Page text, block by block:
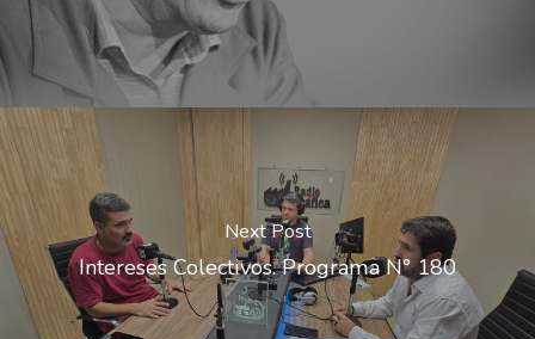
Next Post
Intereses Colectivos. Programa N° 180